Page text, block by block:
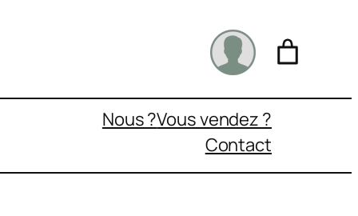
Nous ?Vous vendez ?
Contact